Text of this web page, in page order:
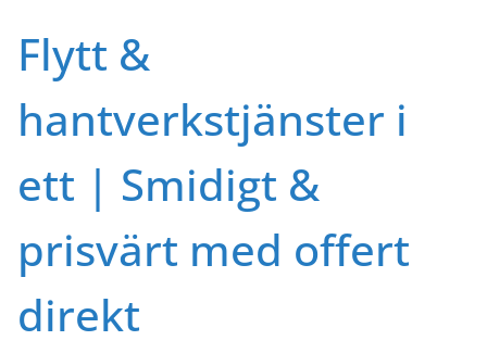
content
Flytt &
hantverkstjänster i
ett | Smidigt &
prisvärt med offert
direkt